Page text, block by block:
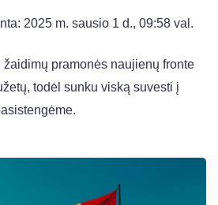
2025 m. sausio 1 d., 09:58 val.
pramonės naujienų fronte
todėl sunku viską suvesti į